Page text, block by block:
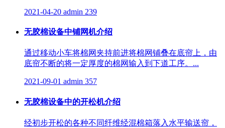
2021-04-20 admin 239
无胶棉设备中铺网机介绍
通过移动小车将棉网夹持前进将棉网铺叠在底帘上，由
底帘不断的将一定厚度的棉网输入到下道工序。...
2021-09-01 admin 357
无胶棉设备中的开松机介绍
经初步开松的各种不同纤维经混棉箱落入水平输送帘，